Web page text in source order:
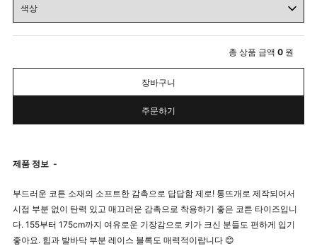
총 상품 금액 0 원
장바구니
주문하기
제품 정보 -
부드러운 코튼 소재의 소프트한 감촉으로 답답함 제로! 통뜨개로 제작되어서
시접 부분 없이 탄력 있고 매끄러운 감촉으로 착용하기 좋은 코튼 타이즈입니
다. 155부터 175cm까지 여유로운 기장감으로 키가 크신 분들도 편하게 입기
좋아요. 힙과 발바닥 부분 레이스 블록도 매력적이랍니다 😊